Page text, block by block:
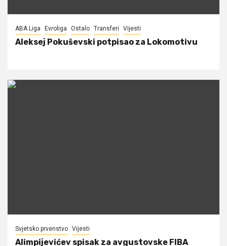
ABA Liga Evroliga Ostalo Transferi Vijesti
Aleksej Pokuševski potpisao za Lokomotivu
Svjetsko prvenstvo Vijesti
Alimpijevićev spisak za avgustovske FIBA